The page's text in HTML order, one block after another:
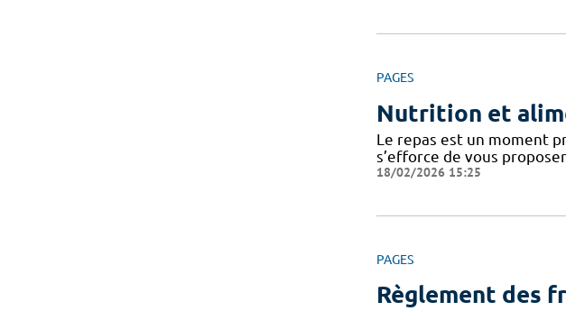
PAGES
Nutrition et
Le repas est un moment
s’efforce de vous
18/02/2026 15:25
PAGES
Règlement des